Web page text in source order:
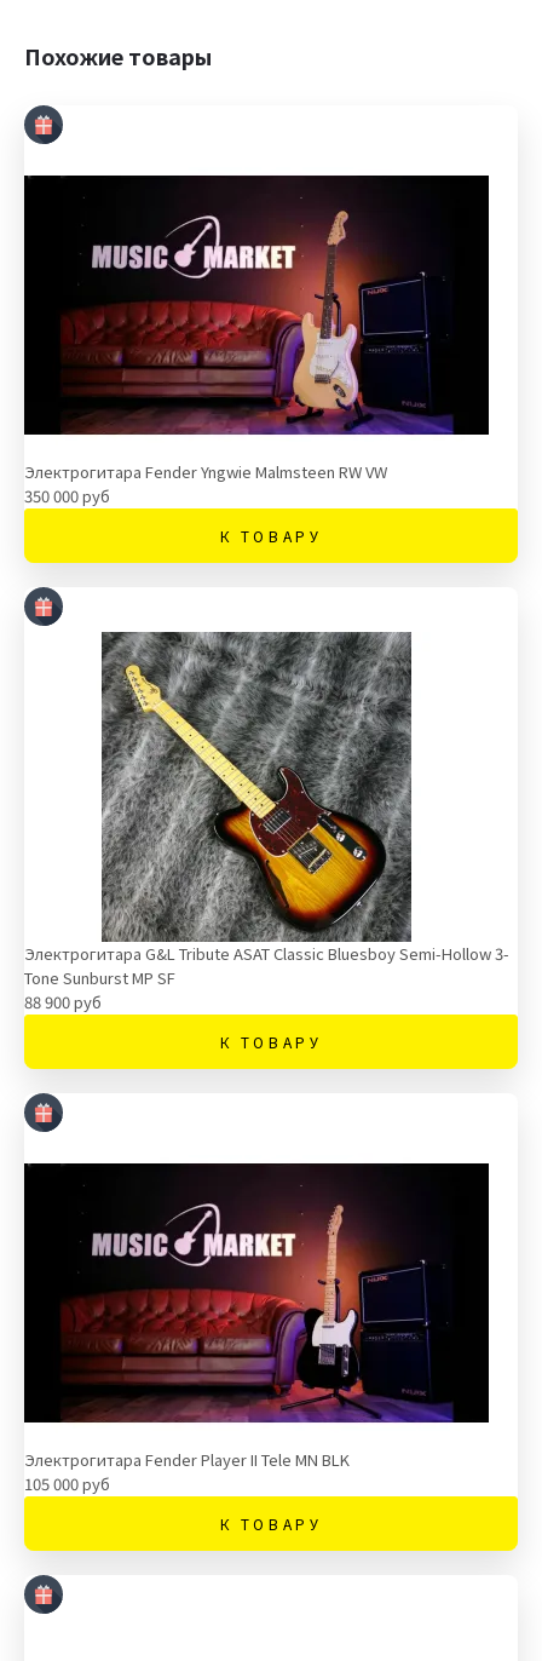
Похожие товары
Электрогитара Fender Yngwie Malmsteen RW VW
350 000 руб
К ТОВАРУ
Электрогитара G&L Tribute ASAT Classic Bluesboy Semi-Hollow 3-
Tone Sunburst MP SF
88 900 руб
К ТОВАРУ
Электрогитара Fender Player II Tele MN BLK
105 000 руб
К ТОВАРУ